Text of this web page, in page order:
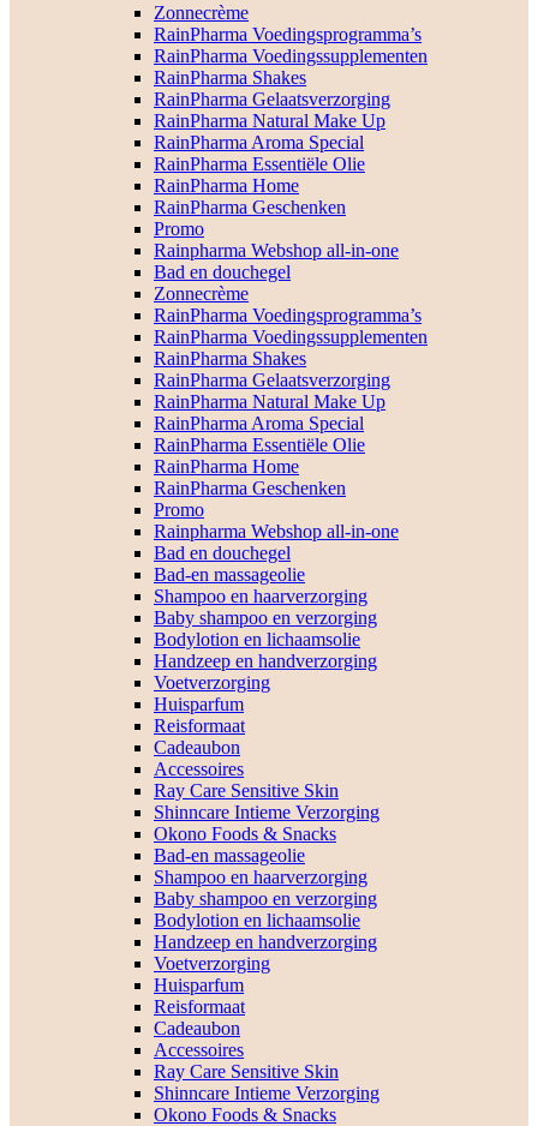
Zonnecrème
RainPharma Voedingsprogramma’s
RainPharma Voedingssupplementen
RainPharma Shakes
RainPharma Gelaatsverzorging
RainPharma Natural Make Up
RainPharma Aroma Special
RainPharma Essentiële Olie
RainPharma Home
RainPharma Geschenken
Promo
Rainpharma Webshop all-in-one
Bad en douchegel
Zonnecrème
RainPharma Voedingsprogramma’s
RainPharma Voedingssupplementen
RainPharma Shakes
RainPharma Gelaatsverzorging
RainPharma Natural Make Up
RainPharma Aroma Special
RainPharma Essentiële Olie
RainPharma Home
RainPharma Geschenken
Promo
Rainpharma Webshop all-in-one
Bad en douchegel
Bad-en massageolie
Shampoo en haarverzorging
Baby shampoo en verzorging
Bodylotion en lichaamsolie
Handzeep en handverzorging
Voetverzorging
Huisparfum
Reisformaat
Cadeaubon
Accessoires
Ray Care Sensitive Skin
Shinncare Intieme Verzorging
Okono Foods & Snacks
Bad-en massageolie
Shampoo en haarverzorging
Baby shampoo en verzorging
Bodylotion en lichaamsolie
Handzeep en handverzorging
Voetverzorging
Huisparfum
Reisformaat
Cadeaubon
Accessoires
Ray Care Sensitive Skin
Shinncare Intieme Verzorging
Okono Foods & Snacks